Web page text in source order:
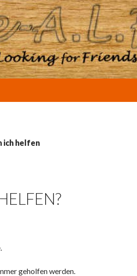
ich helfen
geholfen werden.